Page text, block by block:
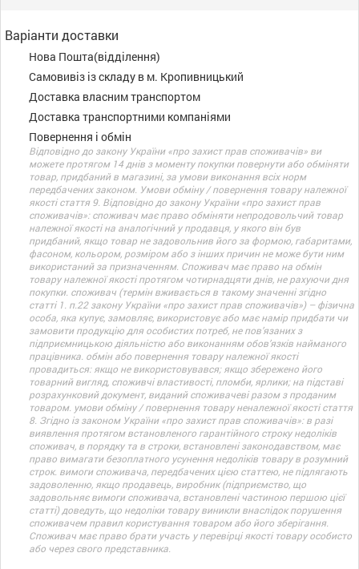
Варіанти доставки
Нова Пошта(відділення)
Самовивіз із складу в м. Кропивницький
Доставка власним транспортом
Доставка транспортними компаніями
Повернення і обмін
Відповідно до закону України «про захист прав споживачів» ви
можете протягом 14 днів з моменту покупки повернути або обміняти
товар, придбаний в магазині, за умови виконання всіх норм
передбачених законом. Умови обміну / повернення товару належної
якості стаття 9. Відповідно до закону України «про захист прав
споживачів»: споживач має право обміняти непродовольчий товар
належної якості на аналогічний у продавця, у якого він був
придбаний, якщо товар не задовольнив його за формою, габаритами,
фасоном, кольором, розміром або з інших причин не може бути ним
використаний за призначенням. Споживач має право на обмін
товару належної якості протягом чотирнадцяти днів, не рахуючи дня
покупки. споживач (термін вживається в такому значенні згідно
статті 1. п.22 закону України «про захист прав споживачів») – фізична
особа, яка купує, замовляє, використовує або має намір придбати чи
замовити продукцію для особистих потреб, не пов’язаних з
підприємницькою діяльністю або виконанням обов’язків найманого
працівника. обмін або повернення товару належної якості
провадиться: якщо не використовувався; якщо збережено його
товарний вигляд, споживчі властивості, пломби, ярлики; на підставі
розрахунковий документ, виданий споживачеві разом з проданим
товаром. умови обміну / повернення товару неналежної якості стаття
8. Згідно із законом України «про захист прав споживачів»: в разі
виявлення протягом встановленого гарантійного строку недоліків
споживач, в порядку та в строки, встановлені законодавством, має
право вимагати безоплатного усунення недоліків товару в розумний
строк. вимоги споживача, передбачених цією статтею, не підлягають
задоволенню, якщо продавець, виробник (підприємство, що
задовольняє вимоги споживача, встановлені частиною першою цієї
статті) доведуть, що недоліки товару виникли внаслідок порушення
споживачем правил користування товаром або його зберігання.
Споживач має право брати участь у перевірці якості товару особисто
або через свого представника.